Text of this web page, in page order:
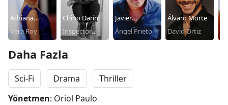
Adriana
Ugarte
Vera Roy
Chino Darín
Inspector
Javier
Gutiérrez
Ángel Prieto
Álvaro Morte
David Ortiz
Daha Fazla
Sci-Fi Drama
Thriller
Yönetmen: Oriol Paulo